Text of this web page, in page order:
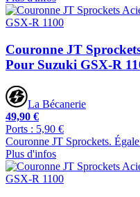
Couronne JT
Pour Suzuki GSX-R
La Bécanerie
49,90 €
Ports : 5,90 €
Couronne JT Sprockets.
Plus d'infos